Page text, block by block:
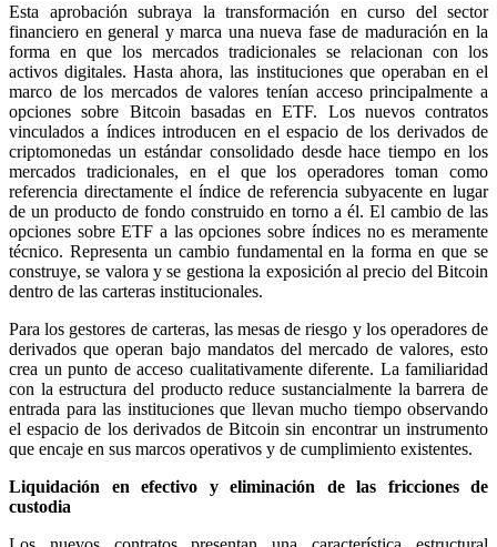
Esta aprobación subraya la transformación en curso del sector
financiero en general y marca una nueva fase de maduración en la
forma en que los mercados tradicionales se relacionan con los
activos digitales. Hasta ahora, las instituciones que operaban en el
marco de los mercados de valores tenían acceso principalmente a
opciones sobre Bitcoin basadas en ETF. Los nuevos contratos
vinculados a índices introducen en el espacio de los derivados de
criptomonedas un estándar consolidado desde hace tiempo en los
mercados tradicionales, en el que los operadores toman como
referencia directamente el índice de referencia subyacente en lugar
de un producto de fondo construido en torno a él. El cambio de las
opciones sobre ETF a las opciones sobre índices no es meramente
técnico. Representa un cambio fundamental en la forma en que se
construye, se valora y se gestiona la exposición al precio del Bitcoin
dentro de las carteras institucionales.
Para los gestores de carteras, las mesas de riesgo y los operadores de
derivados que operan bajo mandatos del mercado de valores, esto
crea un punto de acceso cualitativamente diferente. La familiaridad
con la estructura del producto reduce sustancialmente la barrera de
entrada para las instituciones que llevan mucho tiempo observando
el espacio de los derivados de Bitcoin sin encontrar un instrumento
que encaje en sus marcos operativos y de cumplimiento existentes.
Liquidación en efectivo y eliminación de las fricciones de
custodia